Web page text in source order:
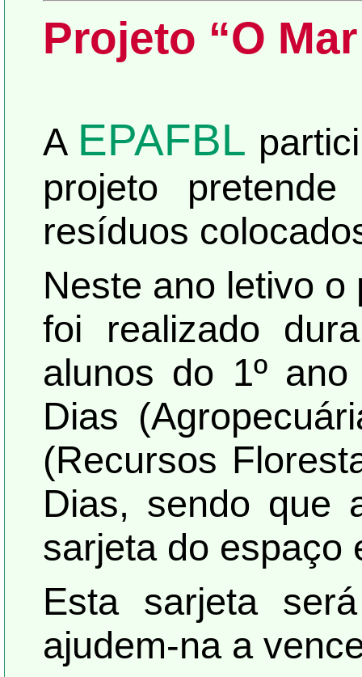
Projeto “O
A EPAFBL
projeto
resíduos
Neste ano letivo
foi realizado
alunos do 1º
Dias
(Recursos
Dias, sendo que
sarjeta do espaço
Esta sarjeta
ajudem-na a